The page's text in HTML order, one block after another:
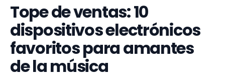
Tope de ventas: 10
dispositivos electrónicos
favoritos para amantes
de la música